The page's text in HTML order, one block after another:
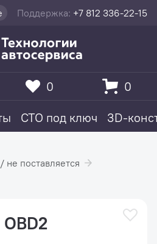
Поддержка: +7 812 336-22-15
СТО под ключ 3D-
0 0
не поставляется